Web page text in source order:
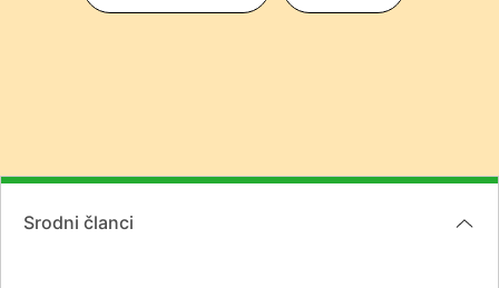
Srodni članci